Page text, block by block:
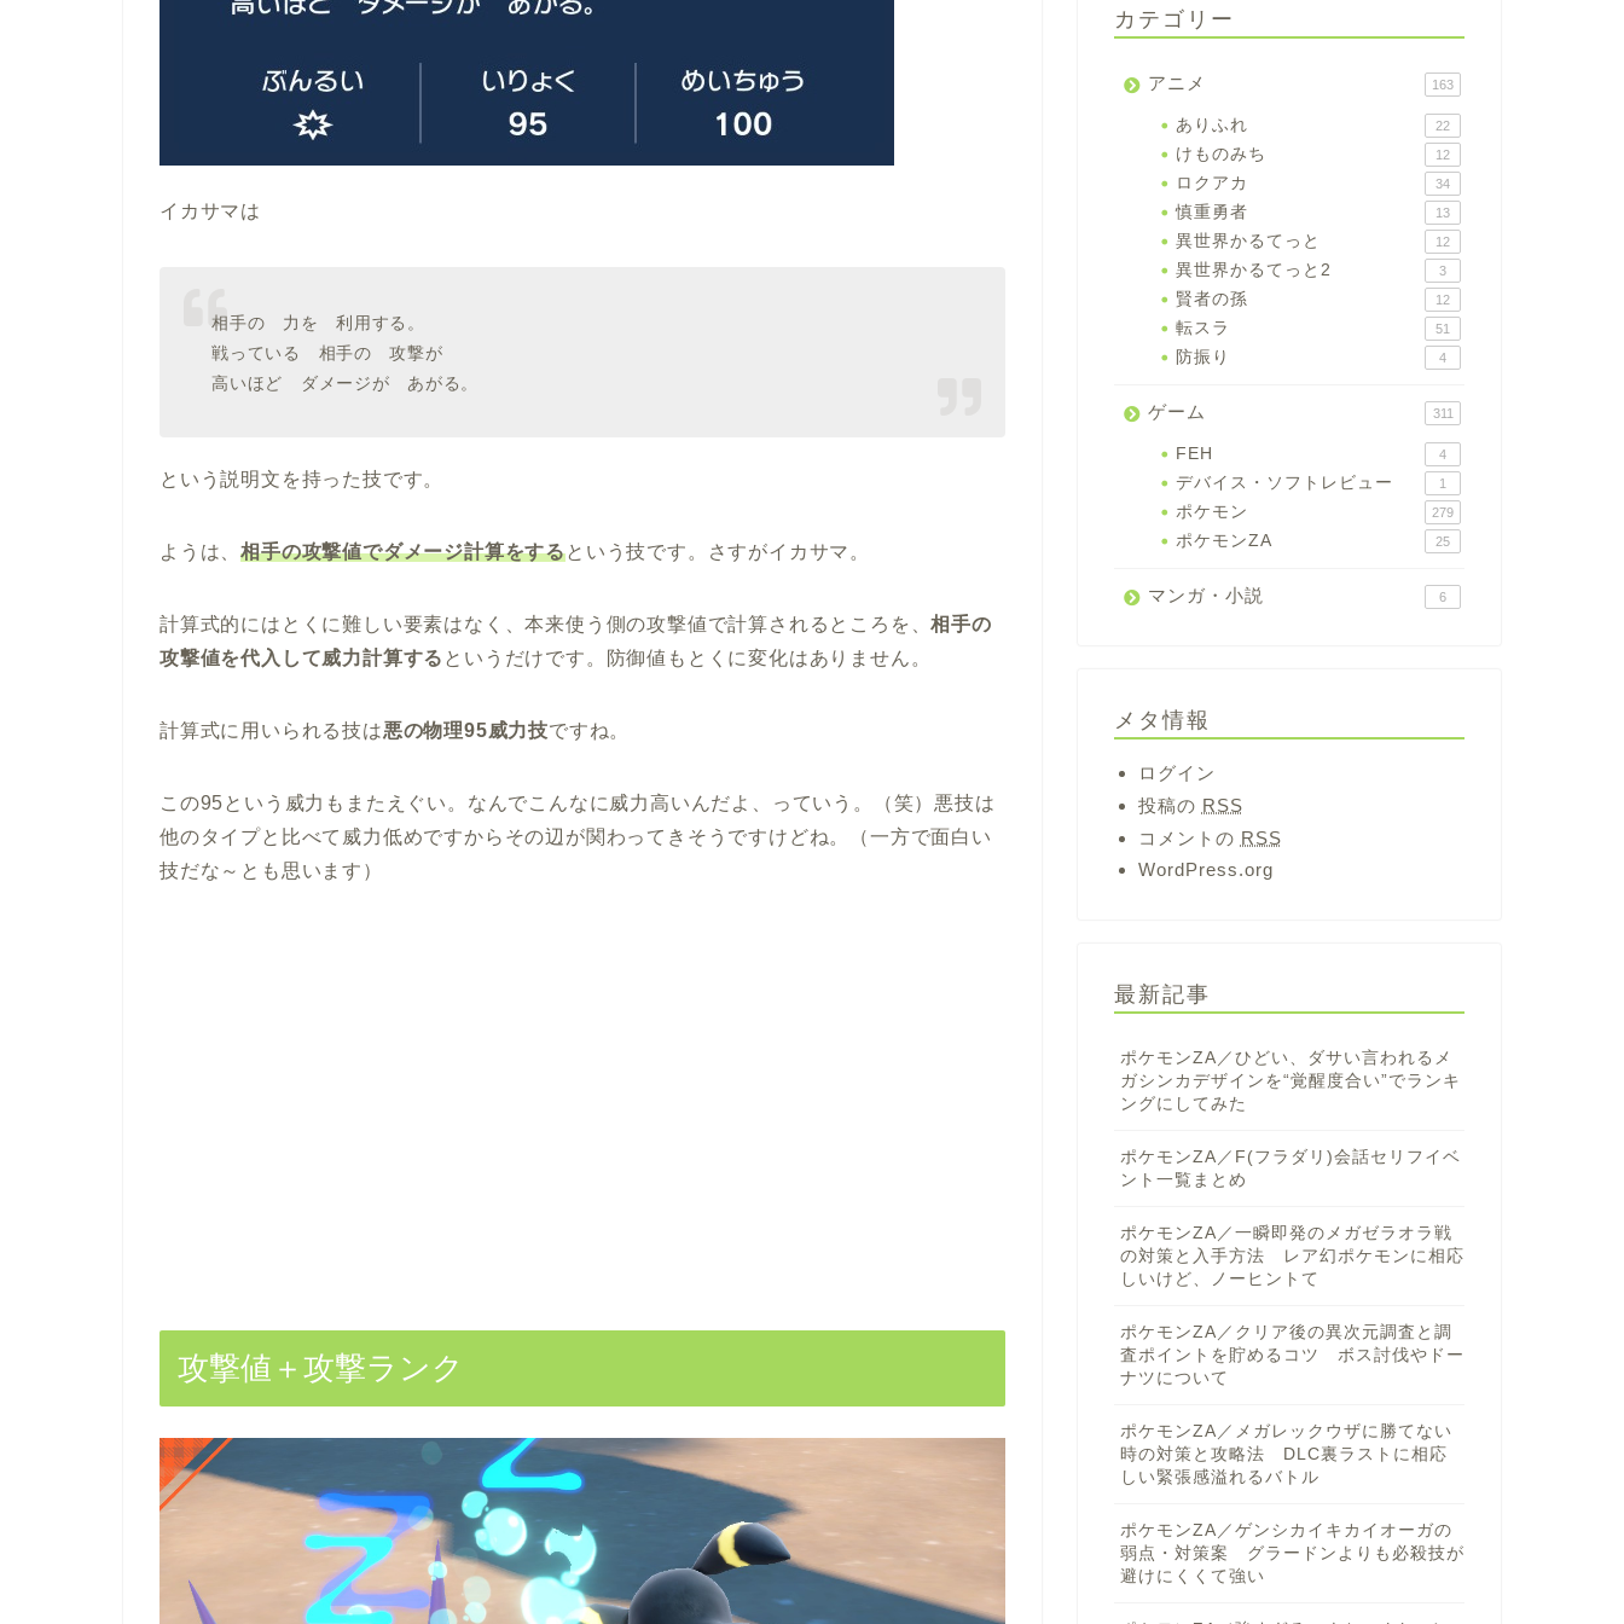
イカサマは
相手の 力を 利用する。
戦っている 相手の 攻撃が
高いほど ダメージが あがる。
という説明文を持った技です。
ようは、相手の攻撃値でダメージ計算をするという技です。さすがイカサマ。
計算式的にはとくに難しい要素はなく、本来使う側の攻撃値で計算されるところを、相手の
攻撃値を代入して威力計算する というだけです。防御値もとくに変化はありません。
計算式に用いられる技は悪の物理95威力技ですね。
この95という威力もまたえぐい。なんでこんなに威力高いんだよ、っていう。（笑）悪技は
他のタイプと比べて威力低めですからその辺が関わってきそうですけどね。（一方で面白い
技だな～とも思います）
攻撃値＋攻撃ランク
カテゴリー
アニメ 163
ありふれ 22
けものみち 12
ロクアカ 34
慎重勇者 13
異世界かるてっと 12
異世界かるてっと2 3
賢者の孫 12
転スラ 51
防振り 4
ゲーム 311
FEH 4
デバイス・ソフトレビュー 1
ポケモン 279
ポケモンZA 25
マンガ・小説 6
メタ情報
ログイン
投稿の RSS
コメントの RSS
WordPress.org
最新記事
ポケモンZA／ひどい、ダサい言われるメ
ガシンカデザインを“覚醒度合い”でランキ
ングにしてみた
ポケモンZA／F(フラダリ)会話セリフイベ
ント一覧まとめ
ポケモンZA／一瞬即発のメガゼラオラ戦
の対策と入手方法 レア幻ポケモンに相応
しいけど、ノーヒントて
ポケモンZA／クリア後の異次元調査と調
査ポイントを貯めるコツ ボス討伐やドー
ナツについて
ポケモンZA／メガレックウザに勝てない
時の対策と攻略法 DLC裏ラストに相応
しい緊張感溢れるバトル
ポケモンZA／ゲンシカイキカイオーガの
弱点・対策案 グラードンよりも必殺技が
避けにくくて強い